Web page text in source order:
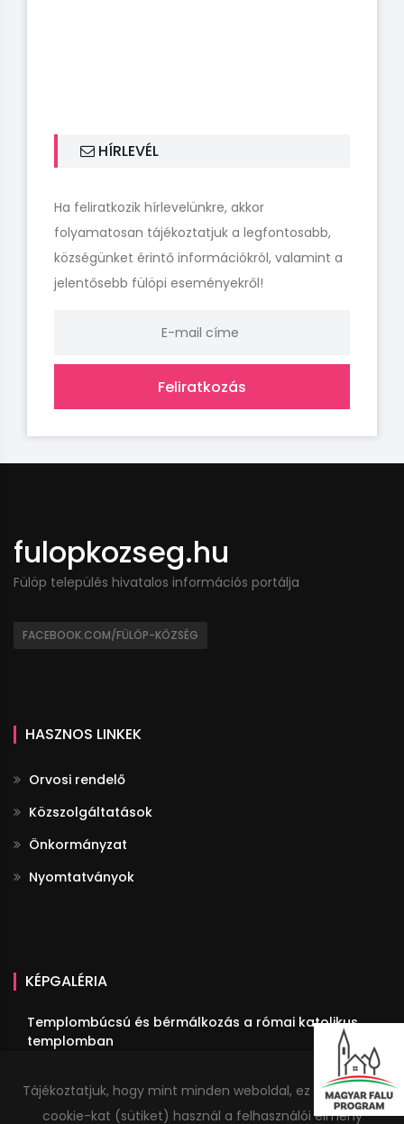
Tájékoztatjuk, hogy mint minden weboldal, ez a honlap is
cookie-kat (sütiket) használ a felhasználói élmény
HÍRLEVÉL
Ha feliratkozik hírlevelünkre, akkor
folyamatosan tájékoztatjuk a legfontosabb,
községünket érintő információkról, valamint a
jelentősebb fülöpi eseményekről!
Feliratkozás
fulopkozseg.hu
Fülöp település hivatalos információs portálja
FACEBOOK.COM/FÜLÖP-KÖZSÉG
HASZNOS LINKEK
Orvosi rendelő
Közszolgáltatások
Önkormányzat
Nyomtatványok
KÉPGALÉRIA
Templombúcsú és bérmálkozás a római katolikus
templomban
Megemlékezés Trianonról
Idősek estéje